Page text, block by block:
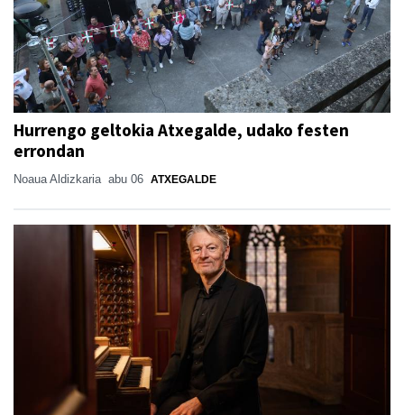
Hurrengo geltokia Atxegalde, udako festen
errondan
Noaua Aldizkaria abu 06 ATXEGALDE